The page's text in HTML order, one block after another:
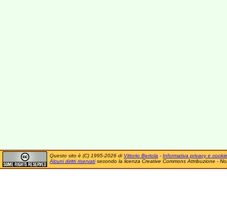
Questo sito è (C) 1995-2026 di Vittorio Bertola - Informativa privacy e cookie
Alcuni diritti riservatisecondo la licenza Creative Commons Attribuzione -